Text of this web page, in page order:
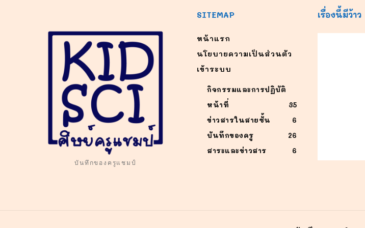
บันทึกของครูแชมป์
SITEMAP
หน้าแรก
นโยบายความเป็นส่วนตัว
เข้าระบบ
กิจกรรมและการปฏิบัติ
หน้าที่
35
ข่าวสารในสายชั้น
6
บันทึกของครู
26
สาระและข่าวสาร
6
เรื่องนี้มีว้าว